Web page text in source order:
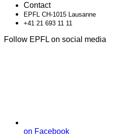
Contact
EPFL CH-1015 Lausanne
+41 21 693 11 11
Follow EPFL on social media
on Facebook